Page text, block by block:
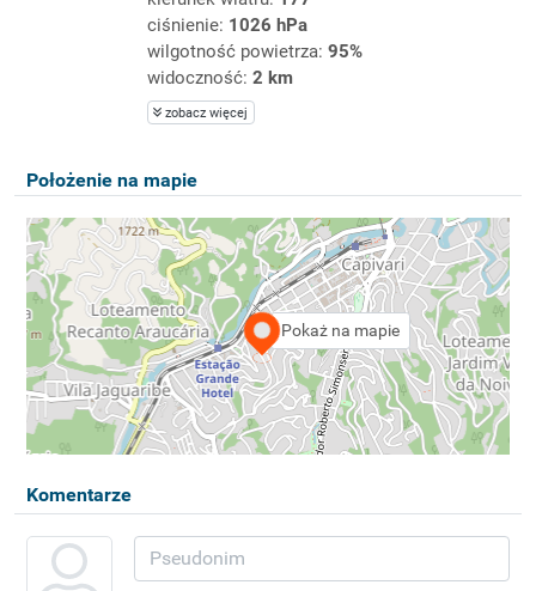
ciśnienie: 1026 hPa
wilgotność powietrza: 95%
widoczność: 2 km
zobacz więcej
Położenie na mapie
Pokaż na mapie
Komentarze